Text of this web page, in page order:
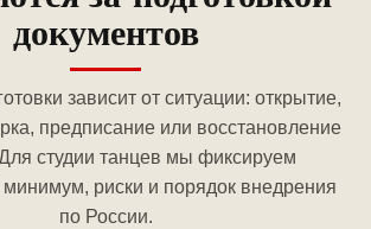
документов
зависит от ситуации: открытие,
предписание или восстановление
студии танцев мы фиксируем
риски и порядок внедрения
по России.